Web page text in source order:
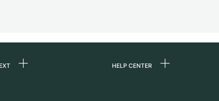
HELP CENTER